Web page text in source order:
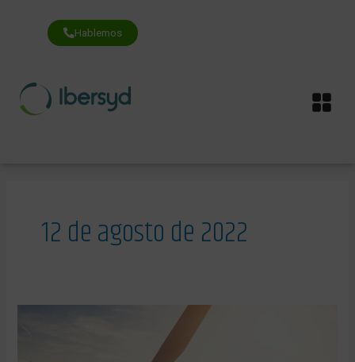
contenido
Hablemos
12 de agosto de 2022